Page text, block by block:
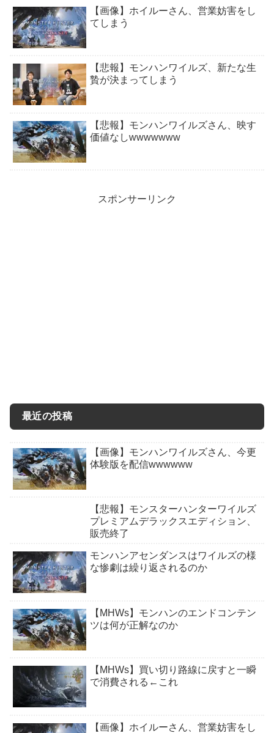
【画像】ホイルーさん、営業妨害をし
てしまう
【悲報】モンハンワイルズ、新たな生
贄が決まってしまう
【悲報】モンハンワイルズさん、映す
価値なしwwwwwww
スポンサーリンク
最近の投稿
【画像】モンハンワイルズさん、今更
体験版を配信wwwwww
【悲報】モンスターハンターワイルズ
プレミアムデラックスエディション、
販売終了
モンハンアセンダンスはワイルズの様
な惨劇は繰り返されるのか
【MHWs】モンハンのエンドコンテン
ツは何が正解なのか
【MHWs】買い切り路線に戻すと一瞬
で消費される←これ
【画像】ホイルーさん、営業妨害をし